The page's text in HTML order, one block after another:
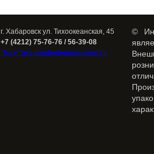
г. Хабаровск ул. Тихоокеанская, 45
+7 (4212) 75-76-76 / 56-39-08
Политика конфиденциальности
©